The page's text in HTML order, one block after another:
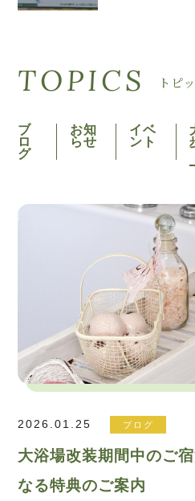
TOPICS トピ
ブ
ロ
グ
お知
らせ
イベ
ント
2026.01.25 ブログ
大浴場改装期間中のご
なる特典のご案内